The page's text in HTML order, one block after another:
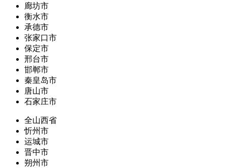
廊坊市
衡水市
承德市
张家口市
保定市
邢台市
邯郸市
秦皇岛市
唐山市
石家庄市
全山西省
忻州市
运城市
晋中市
朔州市